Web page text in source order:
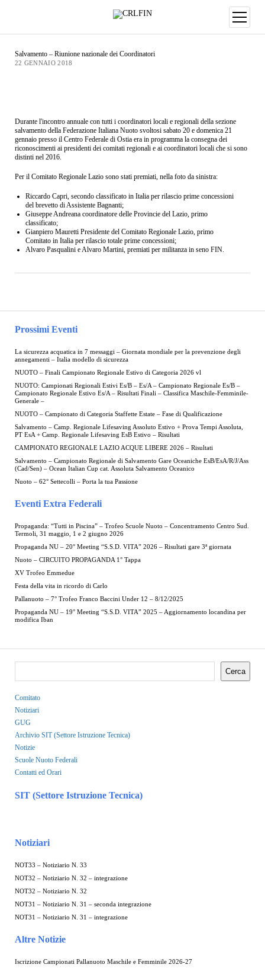
Prossimi Eventi
La sicurezza acquatica in 7 messaggi – Giornata mondiale per la prevenzione degli
annegamenti – Italia modello di sicurezza
NUOTO – Finali Campionato Regionale Estivo di Categoria 2026 vl
NUOTO: Campionati Regionali Estivi Es/B – Es/A – Campionato Regionale Es/B –
Campionato Regionale Estivo Es/A – Risultati Finali – Classifica Maschile-Femminile-
Generale –
NUOTO – Campionato di Categoria Staffette Estate – Fase di Qualificazione
Salvamento – Camp. Regionale Lifesaving Assoluto Estivo + Prova Tempi Assoluta,
PT EsA + Camp. Regionale Lifesaving EsB Estivo – Risultati
CAMPIONATO REGIONALE LAZIO ACQUE LIBERE 2026 – Risultati
Salvamento – Campionato Regionale di Salvamento Gare Oceaniche EsB/EsA/R/J/Ass
(Cad/Sen) – Ocean Italian Cup cat. Assoluta Salvamento Oceanico
Nuoto – 62° Settecolli – Porta la tua Passione
Eventi Extra Federali
Propaganda: “Tutti in Piscina” – Trofeo Scuole Nuoto – Concentramento Centro Sud.
Termoli, 31 maggio, 1 e 2 giugno 2026
Propaganda NU – 20° Meeting “S.S.D. VITA” 2026 – Risultati gare 3ª giornata
Nuoto – CIRCUITO PROPAGANDA 1° Tappa
XV Trofeo Emmedue
Festa della vita in ricordo di Carlo
Pallanuoto – 7° Trofeo Franco Baccini Under 12 – 8/12/2025
Propaganda NU – 19° Meeting “S.S.D. VITA” 2025 – Aggiornamento locandina per
modifica Iban
Salvamento – Riunione nazionale dei Coordinatori
22 GENNAIO 2018
Durante l'incontro annuale con tutti i coordinatori locali e regionali della sezione
salvamento della Federazione Italiana Nuoto svoltosi sabato 20 e domenica 21
gennaio presso il Centro Federale di Ostia era in programma la consegna dei
riconoscimenti ai presidenti dei comitati regionali e ai coordinatori locali che si sono
distinti nel 2016.
Per il Comitato Regionale Lazio sono stati premiati, nella foto da sinistra:
Riccardo Capri, secondo classificato in Italia per rilascio prime concessioni
del brevetto di Assistente Bagnanti;
Giuseppe Andreana coordinatore delle Provincie del Lazio, primo
classificato;
Gianpiero Mauretti Presidente del Comitato Regionale Lazio, primo
Comitato in Italia per rilascio totale prime concessioni;
Alvaro Pasqualini e Alvaro Martini, premiati per militanza in seno FIN.
Cerca
Comitato
Notiziari
GUG
Archivio SIT (Settore Istruzione Tecnica)
Notizie
Scuole Nuoto Federali
Contatti ed Orari
SIT (Settore Istruzione Tecnica)
Notiziari
NOT33 – Notiziario N. 33
NOT32 – Notiziario N. 32 – integrazione
NOT32 – Notiziario N. 32
NOT31 – Notiziario N. 31 – seconda integrazione
NOT31 – Notiziario N. 31 – integrazione
Altre Notizie
Iscrizione Campionati Pallanuoto Maschile e Femminile 2026-27